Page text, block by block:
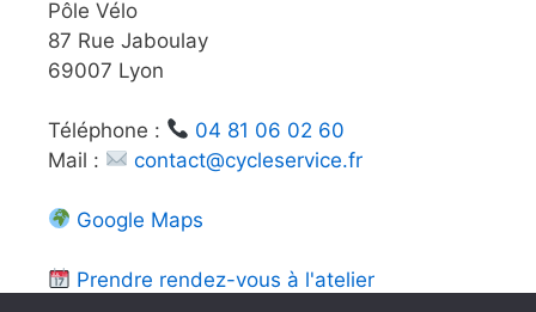
Pôle Vélo
87 Rue Jaboulay
69007 Lyon
Téléphone :
04 81 06 02 60
Mail :
contact@cycleservice.fr
Google Maps
Prendre rendez-vous à l'atelier